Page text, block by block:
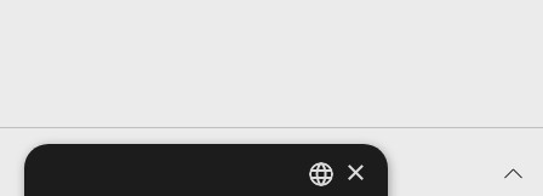
APS
ユーザーレビュー (0件) ×